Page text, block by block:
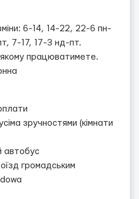
6-14, 14-22, 22-6 пн-
7-17, 17-3 нд-пт.
якому працюватимете.
зручностями (кімнати
автобус
громадським